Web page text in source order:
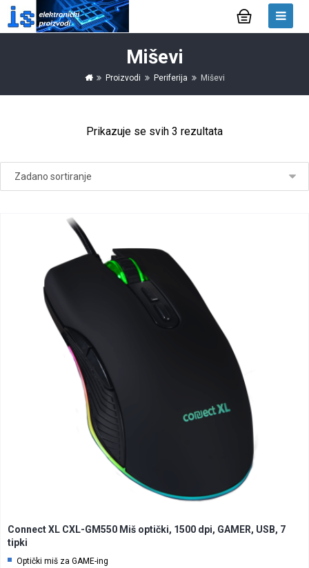
Miševi
Proizvodi Periferija Miševi
Prikazuje se svih 3 rezultata
Connect XL CXL-GM550 Miš optički, 1500 dpi, GAMER, USB, 7
tipki
Optički miš za GAME-ing